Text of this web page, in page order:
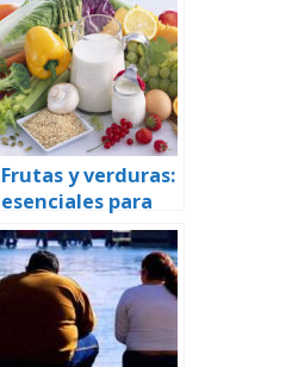
Frutas y verduras:
esenciales para
una dieta
saludable